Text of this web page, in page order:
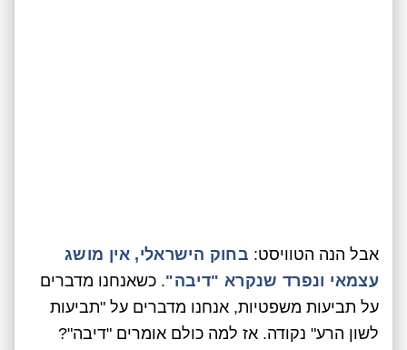
אבל הנה הטוויסט: בחוק הישראלי, אין מושג
עצמאי ונפרד שנקרא "דיבה". כשאנחנו מדברים
על תביעות משפטיות, אנחנו מדברים על "תביעות
לשון הרע" נקודה. אז למה כולם אומרים "דיבה"?